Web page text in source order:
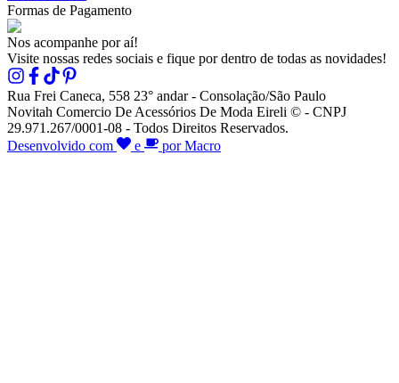
Formas de Pagamento
Nos acompanhe por aí!
Visite nossas redes sociais e fique por dentro de todas as novidades!
Rua Frei Caneca, 558 23° andar - Consolação/São Paulo
Novitah Comercio De Acessórios De Moda Eireli © - CNPJ
29.971.267/0001-08 - Todos Direitos Reservados.
Desenvolvido com
e por Macro